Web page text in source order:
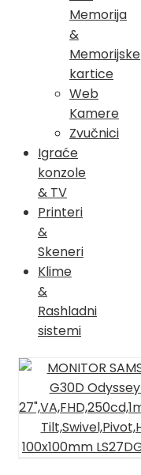
Memorija
&
Memorijske
kartice
Web
Kamere
Zvučnici
Igraće
konzole
& TV
Printeri
&
Skeneri
Klime
&
Rashladni
sistemi